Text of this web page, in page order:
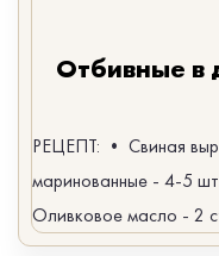
Отбивные в
РЕЦЕПТ: • Свиная
маринованные - 4-5
Оливковое масло - 2